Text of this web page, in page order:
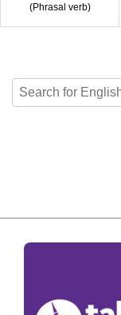
(Phrasal verb)